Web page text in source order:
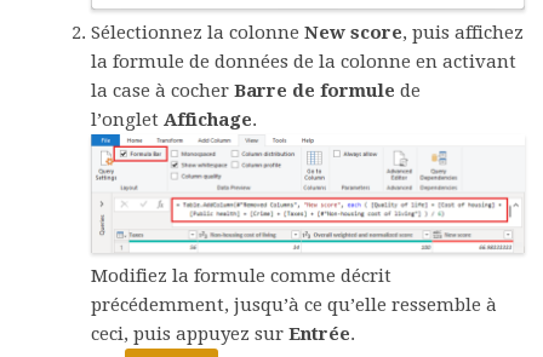
Sélectionnez la colonne New score, puis affichez
la formule de données de la colonne en activant
la case à cocher Barre de formule de
l’onglet Affichage.
Modifiez la formule comme décrit
précédemment, jusqu’à ce qu’elle ressemble à
ceci, puis appuyez sur Entrée.